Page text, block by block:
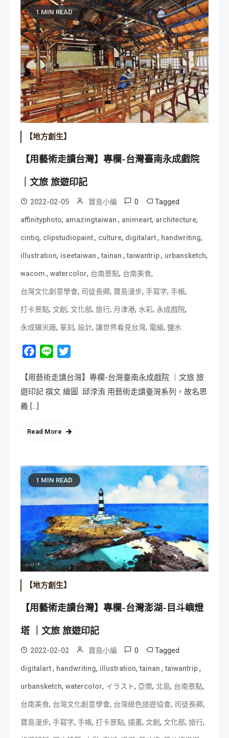
1 MIN READ
【地方創生】
【用藝術走讀台灣】專欄-台灣臺南永成戲院
｜文旅 旅遊印記
2022-02-05 寶島小編 0 Tagged
affinityphoto, amazingtaiwan , animeart, architecture,
cintiq, clipstudiopaint, culture, digitalart, handwriting,
illustration, iseetaiwan ,tainan ,taiwantrip, urbansketch,
wacom , watercolor, 台南景點, 台南美食,
台灣文化創意學會, 司徒長卿, 寶島漫步, 手寫字, 手帳,
打卡景點, 文創 , 文化部, 旅行, 月津港, 水彩, 永成戲院,
永成碾米廠, 篆刻, 設計, 讓世界看見台灣, 電繪, 鹽水
Facebook
Line
【用藝術走讀台灣】專欄-台灣臺南永成戲院 ｜文旅 旅
遊印記 撰文 繪圖 邱浡洧 用藝術走讀臺灣系列，故名思
義 […]
Read More
1 MIN READ
【地方創生】
【用藝術走讀台灣】專欄-台灣澎湖-目斗嶼燈
塔 ｜文旅 旅遊印記
2022-02-02 寶島小編 0 Tagged
digitalart, handwriting, illustration,tainan ,taiwantrip,
urbansketch, watercolor, イラスト, 亞樂, 北島, 台南景點,
台南美食, 台灣文化創意學會, 台灣綠色旅遊協會, 司徒長卿,
寶島漫步, 手寫字, 手帳, 打卡景點, 插畫, 文創 , 文化部, 旅行,